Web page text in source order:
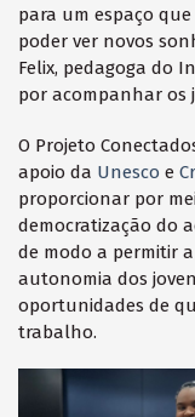
para um espaço
poder ver novos
Felix, pedagoga do
por acompanhar os
O Projeto
apoio da Unesco e
proporcionar por
democratização do
de modo a permitir
autonomia dos
oportunidades de
trabalho.